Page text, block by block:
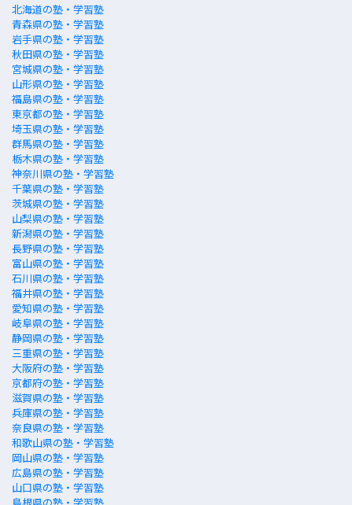
北海道の塾・学習塾
青森県の塾・学習塾
岩手県の塾・学習塾
秋田県の塾・学習塾
宮城県の塾・学習塾
山形県の塾・学習塾
福島県の塾・学習塾
東京都の塾・学習塾
埼玉県の塾・学習塾
群馬県の塾・学習塾
栃木県の塾・学習塾
神奈川県の塾・学習塾
千葉県の塾・学習塾
茨城県の塾・学習塾
山梨県の塾・学習塾
新潟県の塾・学習塾
長野県の塾・学習塾
富山県の塾・学習塾
石川県の塾・学習塾
福井県の塾・学習塾
愛知県の塾・学習塾
岐阜県の塾・学習塾
静岡県の塾・学習塾
三重県の塾・学習塾
大阪府の塾・学習塾
京都府の塾・学習塾
滋賀県の塾・学習塾
兵庫県の塾・学習塾
奈良県の塾・学習塾
和歌山県の塾・学習塾
岡山県の塾・学習塾
広島県の塾・学習塾
山口県の塾・学習塾